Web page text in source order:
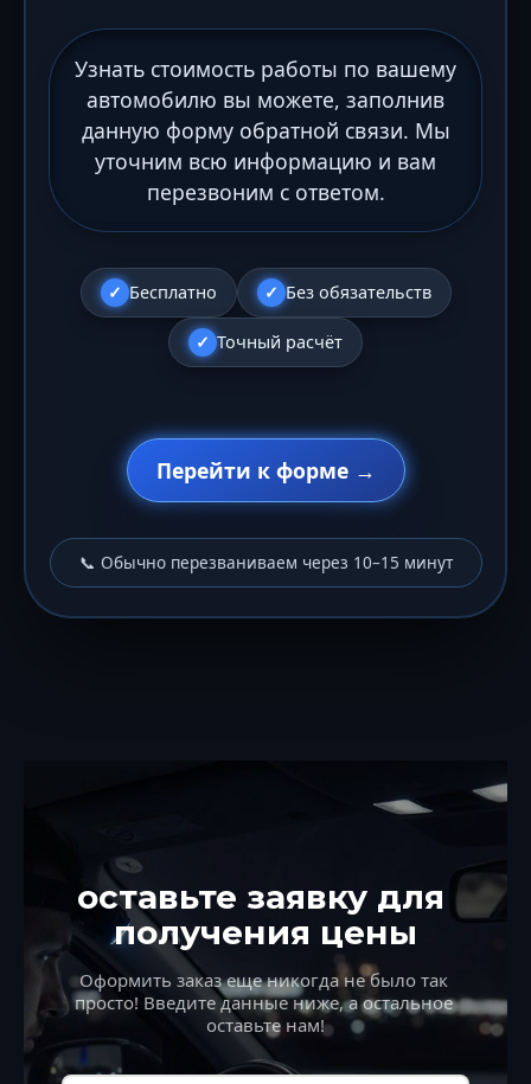
Узнать стоимость работы по вашему
автомобилю вы можете, заполнив
данную форму обратной связи. Мы
уточним всю информацию и вам
перезвоним с ответом.
Бесплатно Без обязательств
Точный расчёт
Перейти к форме →
📞 Обычно перезваниваем через 10–15 минут
оставьте заявку для
получения цены
Оформить заказ еще никогда не было так
просто! Введите данные ниже, а остальное
оставьте нам!